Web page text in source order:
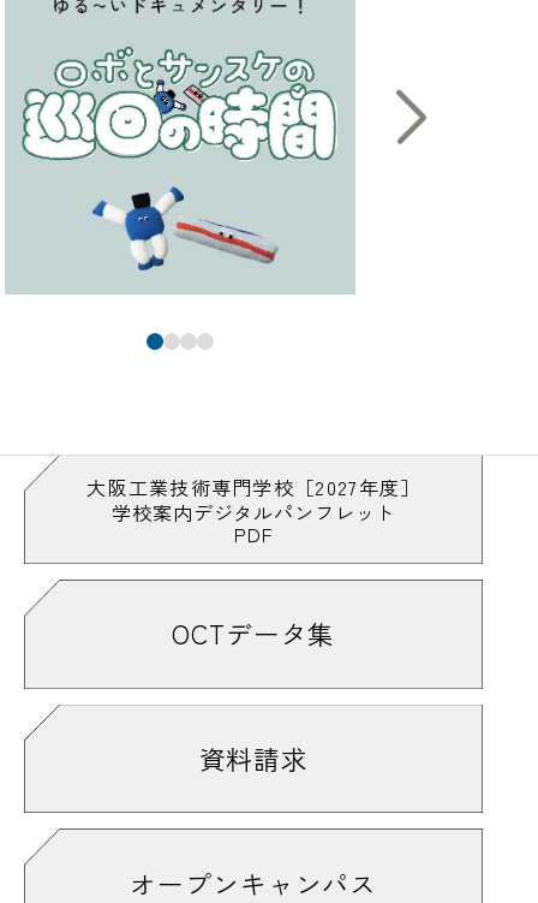
大阪工業技術専門学校［2027年度］
学校案内デジタルパンフレット
PDF
OCTデータ集
資料請求
オープンキャンパス